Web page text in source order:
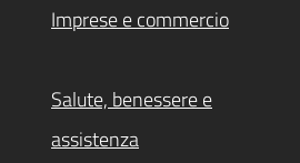
Imprese e commercio
Salute, benessere e
assistenza